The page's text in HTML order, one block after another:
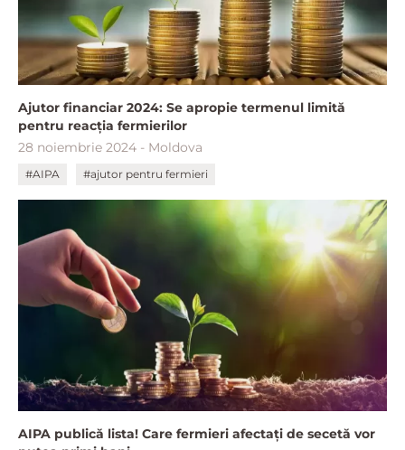
Ajutor financiar 2024: Se apropie termenul limită
pentru reacția fermierilor
28 noiembrie 2024 - Moldova
#AIPA #ajutor pentru fermieri
AIPA publică lista! Care fermieri afectați de secetă vor